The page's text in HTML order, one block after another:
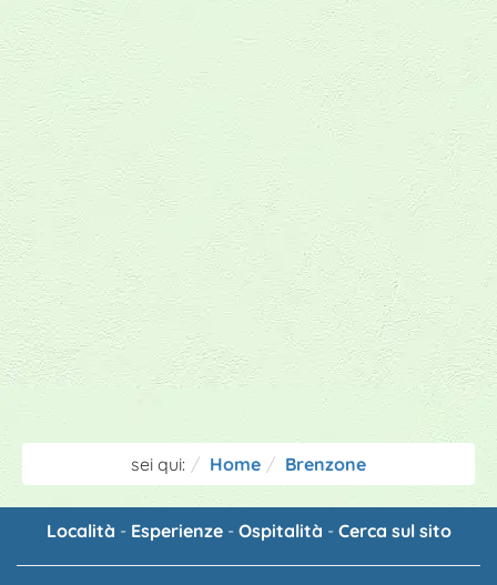
sei qui: Home Brenzone
Località - Esperienze- Ospitalità - Cerca sul sito